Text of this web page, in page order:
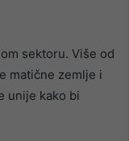
sektoru. Više od
matične zemlje i
unije kako bi